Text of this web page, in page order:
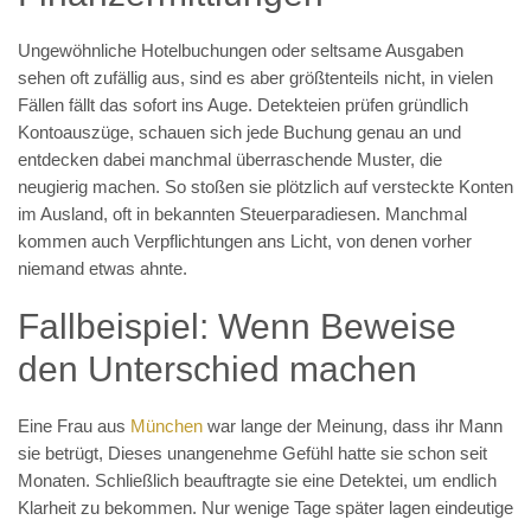
Ungewöhnliche Hotelbuchungen oder seltsame Ausgaben
sehen oft zufällig aus, sind es aber größtenteils nicht, in vielen
Fällen fällt das sofort ins Auge. Detekteien prüfen gründlich
Kontoauszüge, schauen sich jede Buchung genau an und
entdecken dabei manchmal überraschende Muster, die
neugierig machen. So stoßen sie plötzlich auf versteckte Konten
im Ausland, oft in bekannten Steuerparadiesen. Manchmal
kommen auch Verpflichtungen ans Licht, von denen vorher
niemand etwas ahnte.
Fallbeispiel: Wenn Beweise
den Unterschied machen
Eine Frau aus München war lange der Meinung, dass ihr Mann
sie betrügt, Dieses unangenehme Gefühl hatte sie schon seit
Monaten. Schließlich beauftragte sie eine Detektei, um endlich
Klarheit zu bekommen. Nur wenige Tage später lagen eindeutige